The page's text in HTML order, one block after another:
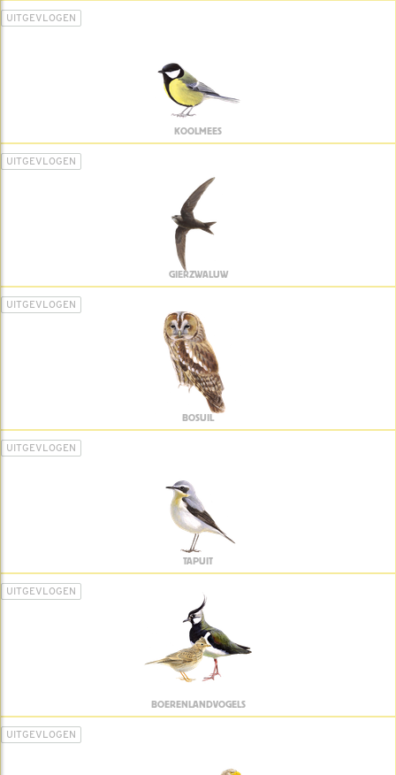
UITGEVLOGEN
KOOLMEES
UITGEVLOGEN
GIERZWALUW
UITGEVLOGEN
BOSUIL
UITGEVLOGEN
TAPUIT
UITGEVLOGEN
BOERENLANDVOGELS
UITGEVLOGEN